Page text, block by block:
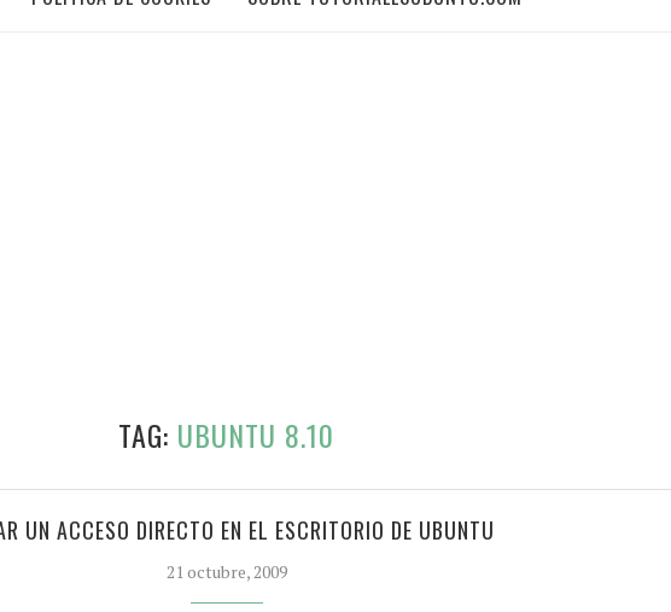
TAG: UBUNTU 8.10
UN ACCESO DIRECTO EN EL ESCRITORIO DE UBUNTU
21 octubre, 2009